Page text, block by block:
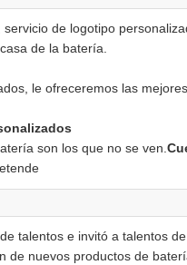
de logotipo
de la batería.
le ofreceremos las
son los que no se ven.
talentos e invitó a talentos
de nuevos productos de